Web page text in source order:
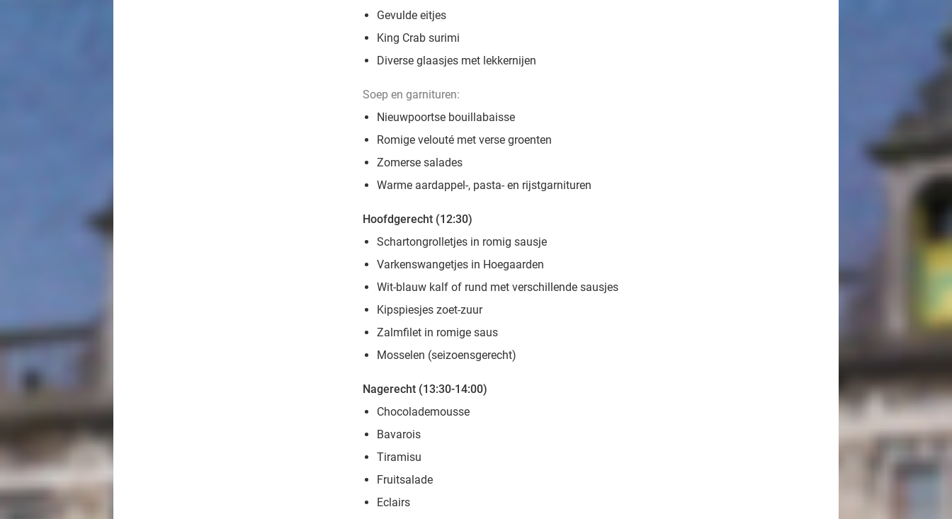
Gevulde eitjes
King Crab surimi
Diverse glaasjes met lekkernijen
Soep en garnituren:
Nieuwpoortse bouillabaisse
Romige velouté met verse groenten
Zomerse salades
Warme aardappel-, pasta- en rijstgarnituren
Hoofdgerecht (12:30)
Schartongrolletjes in romig sausje
Varkenswangetjes in Hoegaarden
Wit-blauw kalf of rund met verschillende sausjes
Kipspiesjes zoet-zuur
Zalmfilet in romige saus
Mosselen (seizoensgerecht)
Nagerecht (13:30-14:00)
Chocolademousse
Bavarois
Tiramisu
Fruitsalade
Eclairs